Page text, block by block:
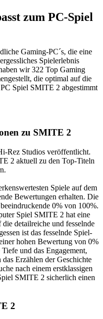
zum PC-Spiel
Gaming-PC´s, die eine
Spielerlebnis
wir 322 Top Gaming
die optimal auf die
Spiel SMITE 2 abgestimmt
zu SMITE 2
Rez Studios veröffentlicht.
2 aktuell zu den Top-Titeln
Spiele auf dem
Bewertungen erhalten. Die
0% von 100%.
Spiel SMITE 2 hat eine
detailreiche und fesselnde
ist das fesselnde Spiel-
hohen Bewertung von 0%
und das Engagement,
Erzählen der Geschichte
nach einem erstklassigen
SMITE 2 sicherlich einen
2